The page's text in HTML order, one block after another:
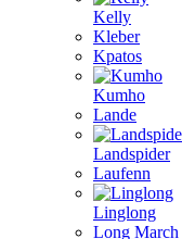
Kelly
Kleber
Kpatos
Kumho
Lande
Landspider
Laufenn
Linglong
Long March